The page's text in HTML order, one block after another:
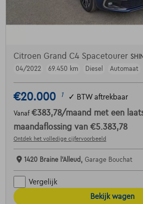
Citroen Grand C4 Spacetourer
04/2022
69.450 km Diesel Automaat
€20.000 1 ✓ BTW aftrekbaar
Vanaf €383,78/maand met een
maandaflossing van €5.383,78
Ontdek het volledige cijfervoorbeeld
1420 Braine l'Alleud, Garage Bouchat
Vergelijk
Bekijk wagen